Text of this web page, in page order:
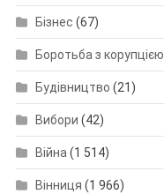
Бізнес (67)
Боротьба з корупцією
Будівництво (21)
Вибори (42)
Війна (1 514)
Вінниця (1 966)